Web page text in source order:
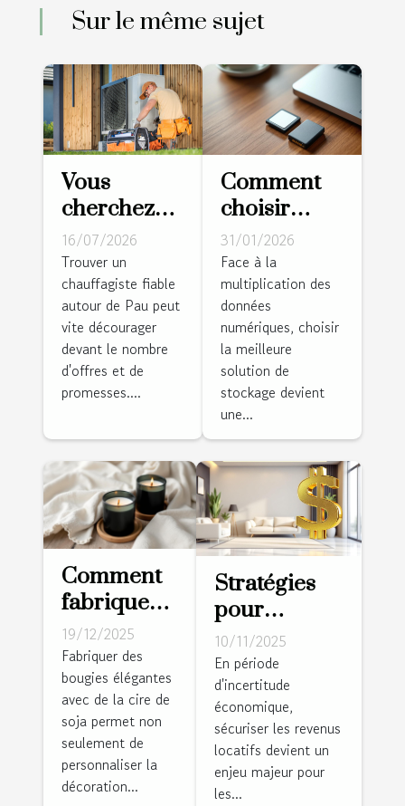
Sur le même sujet
Vous
cherchez
un
chauffagiste
à Pau ?
Cette
équipe
locale
installe
pompe à
chaleur sur
mesure !
16/07/2026
Trouver un
chauffagiste fiable
autour de Pau peut
vite décourager
devant le nombre
d'offres et de
promesses....
Comment
choisir
entre carte
mémoire
SD et
disque dur
pour
sécuriser
vos
données ?
31/01/2026
Face à la
multiplication des
données
numériques, choisir
la meilleure
solution de
stockage devient
une...
Comment
fabriquer
des
bougies
élégantes
avec de la
cire de soja
?
19/12/2025
Fabriquer des
bougies élégantes
avec de la cire de
soja permet non
seulement de
personnaliser la
décoration...
Stratégies
pour
sécuriser les
revenus
locatifs en
période
d'incertitude
économique
10/11/2025
En période
d'incertitude
économique,
sécuriser les revenus
locatifs devient un
enjeu majeur pour
les...